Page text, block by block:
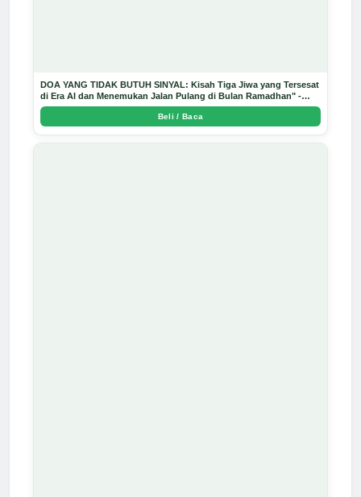
DOA YANG TIDAK BUTUH SINYAL: Kisah Tiga Jiwa yang Tersesat
di Era AI dan Menemukan Jalan Pulang di Bulan Ramadhan" -
Arda Dinata
Beli / Baca